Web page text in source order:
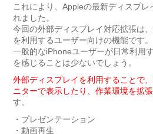
これにより、Appleの最新ディスプレ
れました。
今回の外部ディスプレイ対応拡張は
を利用するユーザー向けの機能です。
一般的なiPhoneユーザーが日常利用
を感じることは少ないでしょう。
外部ディスプレイを利用することで
ニターで表示したり、作業環境を拡
す。
・プレゼンテーション
・動画再生